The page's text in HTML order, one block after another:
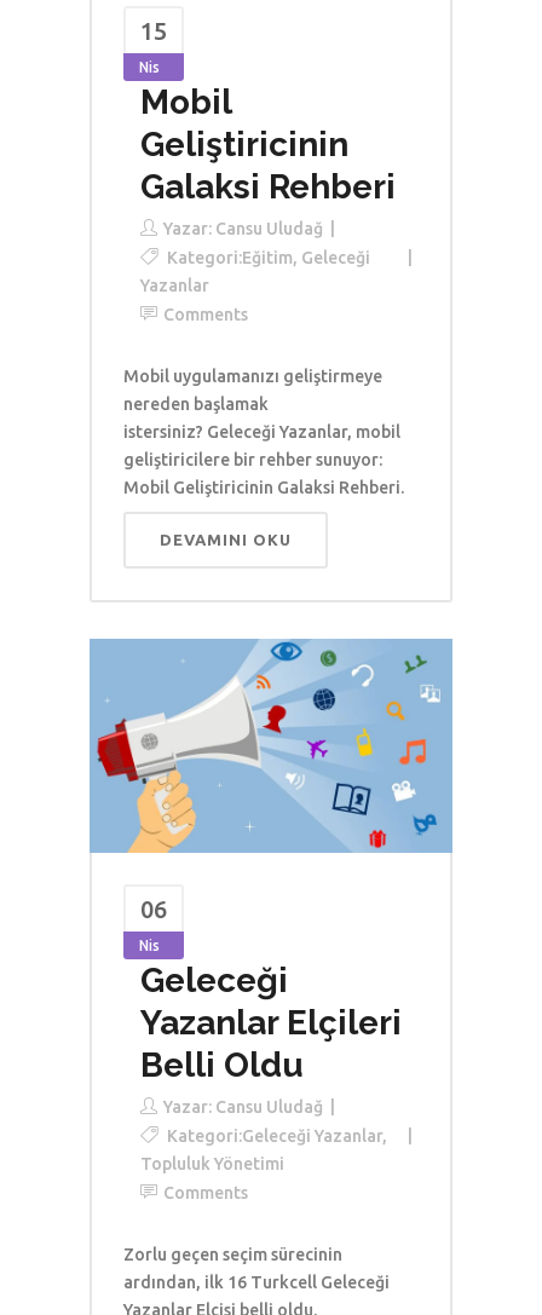
15
Nis
Mobil
Geliştiricinin
Galaksi Rehberi
Yazar: Cansu Uludağ
Kategori:Eğitim, Geleceği
Yazanlar
Comments
Mobil uygulamanızı geliştirmeye
nereden başlamak
istersiniz? Geleceği Yazanlar, mobil
geliştiricilere bir rehber sunuyor:
Mobil Geliştiricinin Galaksi Rehberi.
DEVAMINI OKU
06
Nis
Geleceği
Yazanlar Elçileri
Belli Oldu
Yazar: Cansu Uludağ
Kategori:Geleceği Yazanlar,
Topluluk Yönetimi
Comments
Zorlu geçen seçim sürecinin
ardından, ilk 16 Turkcell Geleceği
Yazanlar Elçisi belli oldu.